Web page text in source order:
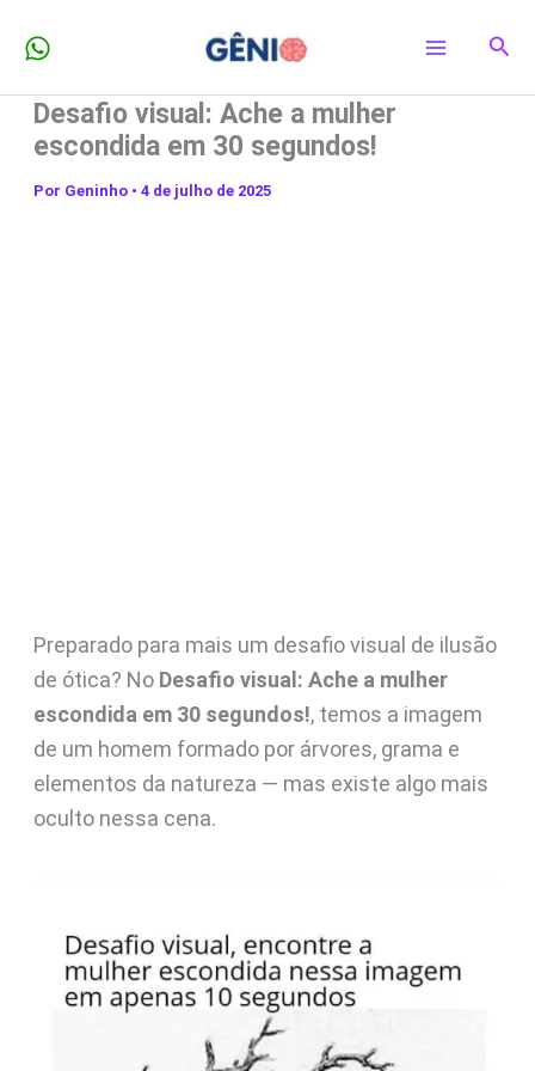
para
conteúdo
Desafio visual: Ache a mulher
escondida em 30 segundos!
Por Geninho • 4 de julho de 2025
Preparado para mais um desafio visual de ilusão
de ótica? No Desafio visual: Ache a mulher
escondida em 30 segundos!, temos a imagem
de um homem formado por árvores, grama e
elementos da natureza — mas existe algo mais
oculto nessa cena.